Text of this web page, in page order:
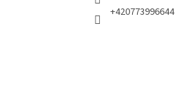
+420773996644